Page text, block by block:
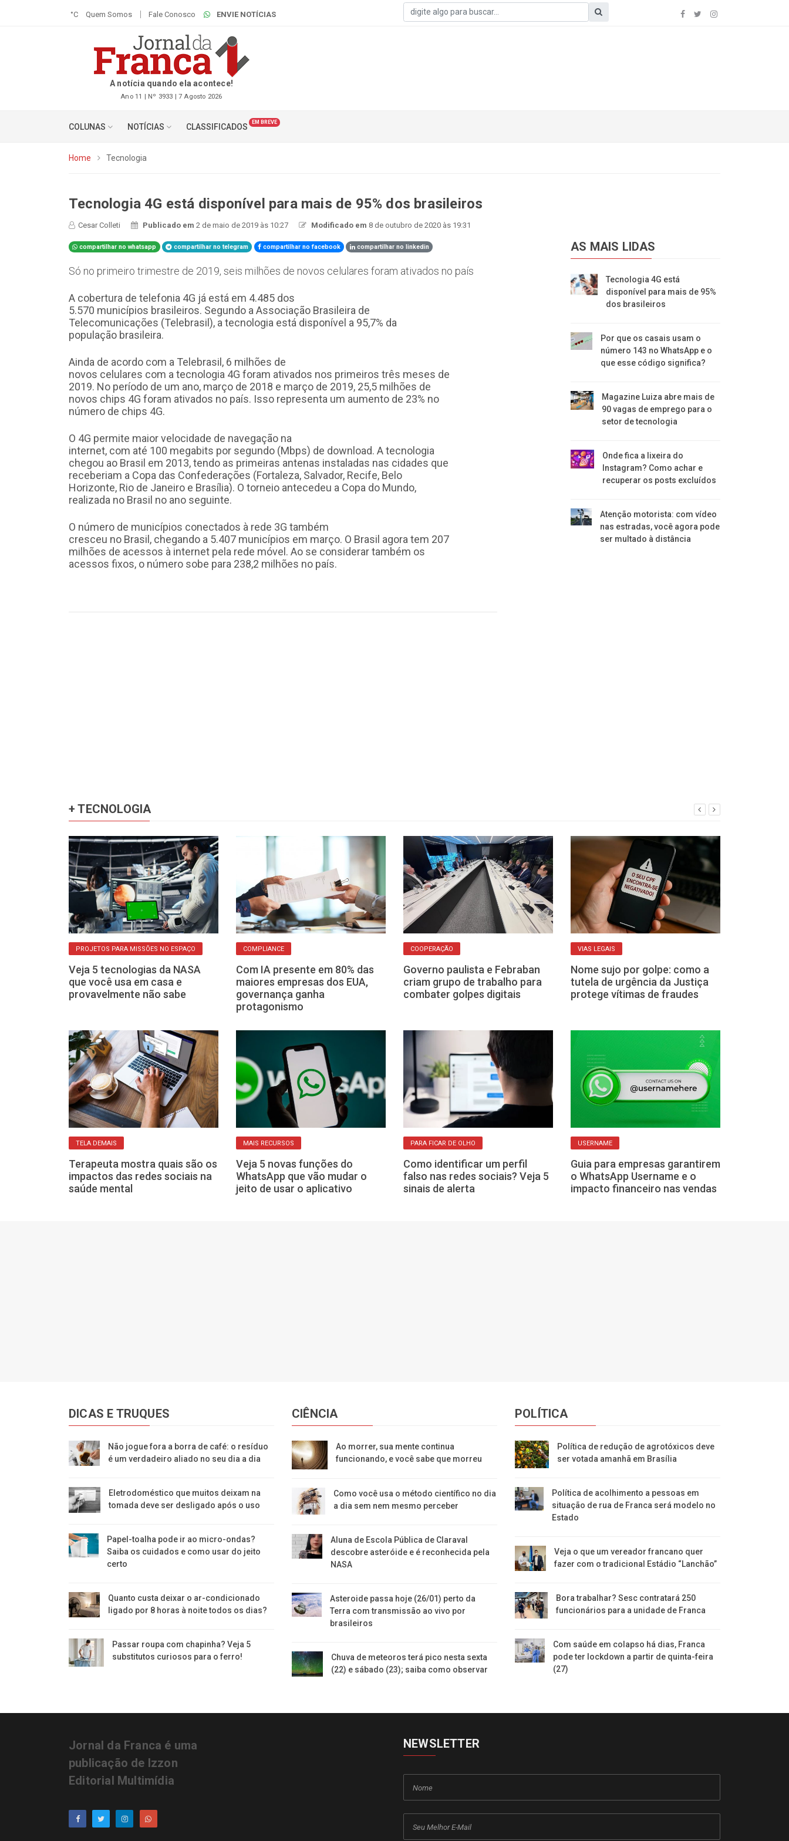
°C Quem Somos Fale Conosco ENVIE NOTÍCIAS
A notícia quando ela acontece!
Ano 11 | Nº 3933 | 7 Agosto 2026
COLUNAS NOTÍCIAS CLASSIFICADOS EM BREVE
Home Tecnologia
Tecnologia 4G está disponível para mais de 95% dos brasileiros
Cesar Colleti Publicado em2 de maio de 2019 às 10:27 Modificado em 8 de outubro de 2020 às 19:31
compartilhar no whatsapp compartilhar no telegram compartilhar no facebook compartilhar no linkedin
Só no primeiro trimestre de 2019, seis milhões de novos celulares foram ativados no país
A cobertura de telefonia 4G já está em 4.485 dos
5.570 municípios brasileiros. Segundo a Associação Brasileira de
Telecomunicações (Telebrasil), a tecnologia está disponível a 95,7% da
população brasileira.
Ainda de acordo com a Telebrasil, 6 milhões de
novos celulares com a tecnologia 4G foram ativados nos primeiros três meses de
2019. No período de um ano, março de 2018 e março de 2019, 25,5 milhões de
novos chips 4G foram ativados no país. Isso representa um aumento de 23% no
número de chips 4G.
O 4G permite maior velocidade de navegação na
internet, com até 100 megabits por segundo (Mbps) de download. A tecnologia
chegou ao Brasil em 2013, tendo as primeiras antenas instaladas nas cidades que
receberiam a Copa das Confederações (Fortaleza, Salvador, Recife, Belo
Horizonte, Rio de Janeiro e Brasília). O torneio antecedeu a Copa do Mundo,
realizada no Brasil no ano seguinte.
O número de municípios conectados à rede 3G também
cresceu no Brasil, chegando a 5.407 municípios em março. O Brasil agora tem 207
milhões de acessos à internet pela rede móvel. Ao se considerar também os
acessos fixos, o número sobe para 238,2 milhões no país.
AS MAIS LIDAS
Tecnologia 4G está
disponível para mais de 95%
dos brasileiros
Por que os casais usam o
número 143 no WhatsApp e o
que esse código significa?
Magazine Luiza abre mais de
90 vagas de emprego para o
setor de tecnologia
Onde fica a lixeira do
Instagram? Como achar e
recuperar os posts excluídos
Atenção motorista: com vídeo
nas estradas, você agora pode
ser multado à distância
+ TECNOLOGIA
PROJETOS PARA MISSÕES NO ESPAÇO
Veja 5 tecnologias da NASA
que você usa em casa e
provavelmente não sabe
COMPLIANCE
Com IA presente em 80% das
maiores empresas dos EUA,
governança ganha
protagonismo
COOPERAÇÃO
Governo paulista e Febraban
criam grupo de trabalho para
combater golpes digitais
VIAS LEGAIS
Nome sujo por golpe: como a
tutela de urgência da Justiça
protege vítimas de fraudes
TELA DEMAIS
Terapeuta mostra quais são os
impactos das redes sociais na
saúde mental
MAIS RECURSOS
Veja 5 novas funções do
WhatsApp que vão mudar o
jeito de usar o aplicativo
PARA FICAR DE OLHO
Como identificar um perfil
falso nas redes sociais? Veja 5
sinais de alerta
USERNAME
Guia para empresas garantirem
o WhatsApp Username e o
impacto financeiro nas vendas
DICAS E TRUQUES
Não jogue fora a borra de café: o resíduo
é um verdadeiro aliado no seu dia a dia
Eletrodoméstico que muitos deixam na
tomada deve ser desligado após o uso
Papel-toalha pode ir ao micro-ondas?
Saiba os cuidados e como usar do jeito
certo
Quanto custa deixar o ar-condicionado
ligado por 8 horas à noite todos os dias?
Passar roupa com chapinha? Veja 5
substitutos curiosos para o ferro!
CIÊNCIA
Ao morrer, sua mente continua
funcionando, e você sabe que morreu
Como você usa o método científico no dia
a dia sem nem mesmo perceber
Aluna de Escola Pública de Claraval
descobre asteróide e é reconhecida pela
NASA
Asteroide passa hoje (26/01) perto da
Terra com transmissão ao vivo por
brasileiros
Chuva de meteoros terá pico nesta sexta
(22) e sábado (23); saiba como observar
POLÍTICA
Política de redução de agrotóxicos deve
ser votada amanhã em Brasília
Política de acolhimento a pessoas em
situação de rua de Franca será modelo no
Estado
Veja o que um vereador francano quer
fazer com o tradicional Estádio “Lanchão”
Bora trabalhar? Sesc contratará 250
funcionários para a unidade de Franca
Com saúde em colapso há dias, Franca
pode ter lockdown a partir de quinta-feira
(27)
Jornal da Franca é uma
publicação de Izzon
Editorial Multimídia
NEWSLETTER